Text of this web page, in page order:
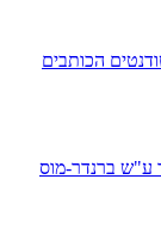
הכותבים
ע"ש ברנדר-מוס